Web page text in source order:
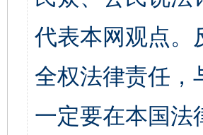
代表本网观点。
全权法律责任，
一定要在本国法